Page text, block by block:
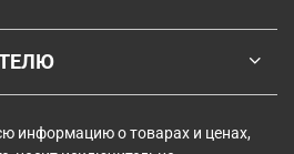
информацию о товарах и ценах,